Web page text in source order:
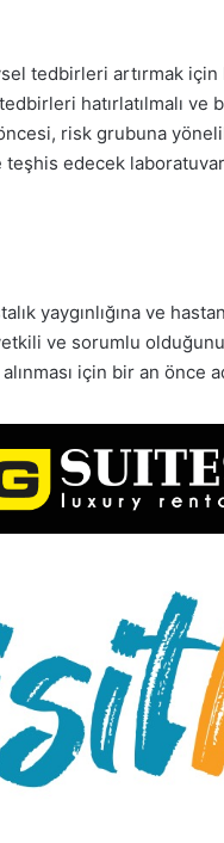
tedbirleri artırmak
hatırlatılmalı ve
risk grubuna
teşhis edecek
yaygınlığına ve
ve sorumlu
için bir an önce